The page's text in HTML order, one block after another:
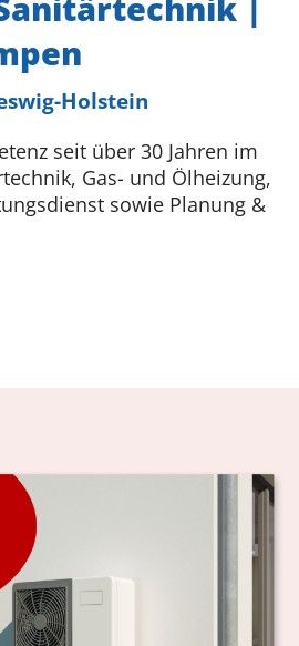
Holstein
seit über 30 Jahren im
Gas- und Ölheizung,
sowie Planung &